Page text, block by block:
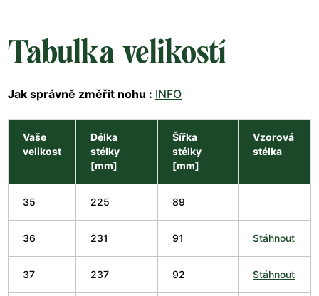
Tabulka velikostí
Jak správně změřit nohu : INFO
Vaše
velikost
Délka
stélky
[mm]
Šířka
stélky
[mm]
Vzorová
stélka
35 225 89
36 231 91 Stáhnout
37 237 92 Stáhnout